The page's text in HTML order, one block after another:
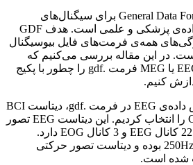
فرمت داده‌ی General Data Format (GDF) برای سیگنال‌های
پزشکی یک فرمت فایل داده‌ی پزشکی و علمی است. هدف GDF
همه‌ی فرمت‌های فایل بیوسیگنال
در این مقاله بررسی می‌کنیم که
چطور می‌توان داده‌های EEG یا MEG فرمت .gdf را چطور با پکیج
به منظور خواندن و نمایش داده‌ی EEG در فرمت .gdf، دیتاست BCI
Competition IV-Dataset 2a را انتخاب کردیم. این دیتاست EEG تصور
حرکتی 4 کلاسه است که 22 کانال EEG و 3 کانال EOG دارد.
فرکانس نمونه‌برداری آن 250Hz بوده و دیتاست تصور حرکتی